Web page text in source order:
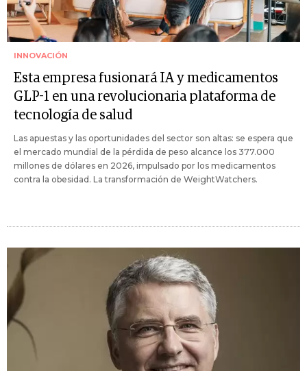
INNOVACIÓN
Esta empresa fusionará IA y medicamentos
GLP-1 en una revolucionaria plataforma de
tecnología de salud
Las apuestas y las oportunidades del sector son altas: se espera que
el mercado mundial de la pérdida de peso alcance los 377.000
millones de dólares en 2026, impulsado por los medicamentos
contra la obesidad. La transformación de WeightWatchers.